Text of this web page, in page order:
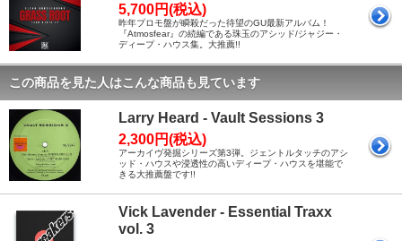
5,700円(税込)
昨年プロモ盤が瞬殺だった待望のGU最新アルバム！
『Atmosfear』の続編である珠玉のアシッド/ジャジー・
ディープ・ハウス集。大推薦!!
この商品を見た人はこんな商品も見ています
Larry Heard - Vault Sessions 3
2,300円(税込)
アーカイヴ発掘シリーズ第3弾。ジェントルタッチのアシ
ッド・ハウスや浸透性の高いディープ・ハウスを堪能で
きる大推薦盤です!!
Vick Lavender - Essential Traxx
vol. 3